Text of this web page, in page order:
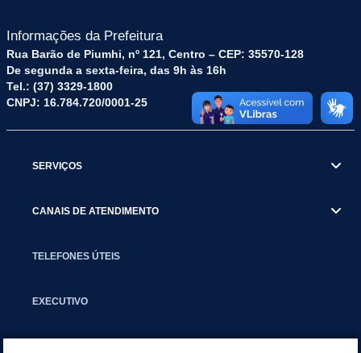
Informações da Prefeitura
Rua Barão de Piumhi, nº 121, Centro – CEP: 35570-128
De segunda a sexta-feira, das 9h às 16h
Tel.: (37) 3329-1800
CNPJ: 16.784.720/0001-25
SERVIÇOS
CANAIS DE ATENDIMENTO
TELEFONES ÚTEIS
EXECUTIVO